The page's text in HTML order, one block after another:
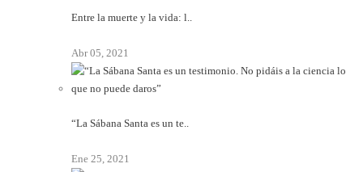
Entre la muerte y la vida: l..
Abr 05, 2021
“La Sábana Santa es un te..
Ene 25, 2021